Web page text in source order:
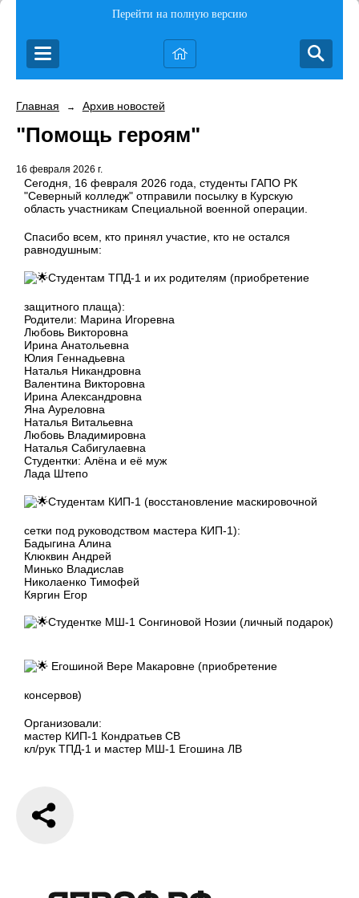
Перейти на полную версию
Главная → Архив новостей
"Помощь героям"
16 февраля 2026 г.
Сегодня, 16 февраля 2026 года, студенты ГАПО РК
"Северный колледж" отправили посылку в Курскую
область участникам Специальной военной операции.
Спасибо всем, кто принял участие, кто не остался
равнодушным:
Студентам ТПД-1 и их родителям (приобретение
защитного плаща):
Родители: Марина Игоревна
Любовь Викторовна
Ирина Анатольевна
Юлия Геннадьевна
Наталья Никандровна
Валентина Викторовна
Ирина Александровна
Яна Ауреловна
Наталья Витальевна
Любовь Владимировна
Наталья Сабигулаевна
Студентки: Алёна и её муж
Лада Штепо
Студентам КИП-1 (восстановление маскировочной
сетки под руководством мастера КИП-1):
Бадыгина Алина
Клюквин Андрей
Минько Владислав
Николаенко Тимофей
Кяргин Егор
Студентке МШ-1 Сонгиновой Нозии (личный подарок)
Егошиной Вере Макаровне (приобретение
консервов)
Организовали:
мастер КИП-1 Кондратьев СВ
кл/рук ТПД-1 и мастер МШ-1 Егошина ЛВ